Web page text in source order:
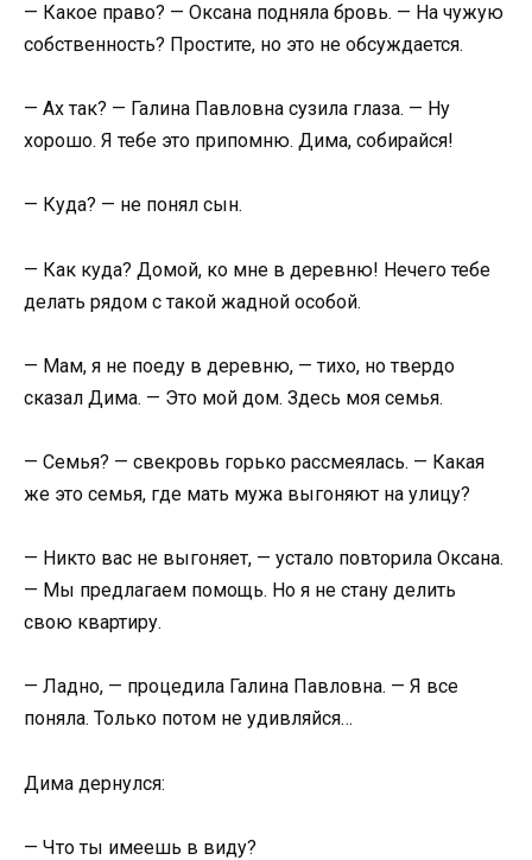
— Какое право? — Оксана подняла бровь. — На чужую
собственность? Простите, но это не обсуждается.
— Ах так? — Галина Павловна сузила глаза. — Ну
хорошо. Я тебе это припомню. Дима, собирайся!
— Куда? — не понял сын.
— Как куда? Домой, ко мне в деревню! Нечего тебе
делать рядом с такой жадной особой.
— Мам, я не поеду в деревню, — тихо, но твердо
сказал Дима. — Это мой дом. Здесь моя семья.
— Семья? — свекровь горько рассмеялась. — Какая
же это семья, где мать мужа выгоняют на улицу?
— Никто вас не выгоняет, — устало повторила Оксана.
— Мы предлагаем помощь. Но я не стану делить
свою квартиру.
— Ладно, — процедила Галина Павловна. — Я все
поняла. Только потом не удивляйся…
Дима дернулся:
— Что ты имеешь в виду?